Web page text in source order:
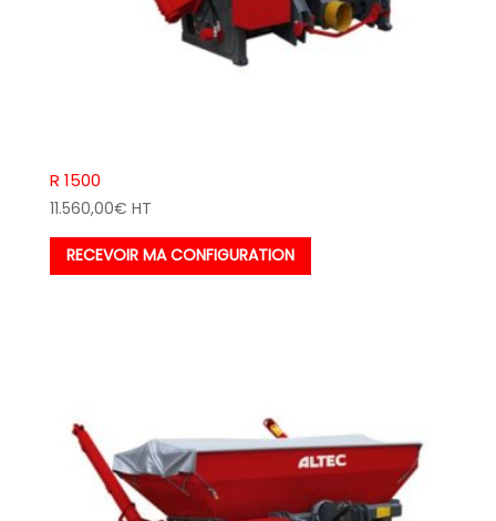
R 1500
11.560,00€ HT
RECEVOIR MA CONFIGURATION